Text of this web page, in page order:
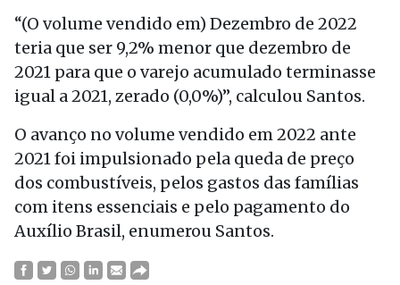
“(O volume vendido em) Dezembro de 2022
teria que ser 9,2% menor que dezembro de
2021 para que o varejo acumulado terminasse
igual a 2021, zerado (0,0%)”, calculou Santos.
O avanço no volume vendido em 2022 ante
2021 foi impulsionado pela queda de preço
dos combustíveis, pelos gastos das famílias
com itens essenciais e pelo pagamento do
Auxílio Brasil, enumerou Santos.